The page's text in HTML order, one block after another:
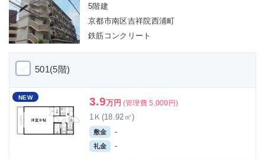
5階建
京都市南区吉祥院西浦町
鉄筋コンクリート
501(5階)
NEW 3.9万円 (管理費 5,000円)
1Ｋ(18.92㎡)
敷金 -
礼金 -